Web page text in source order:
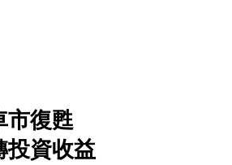
市復甦
投資收益